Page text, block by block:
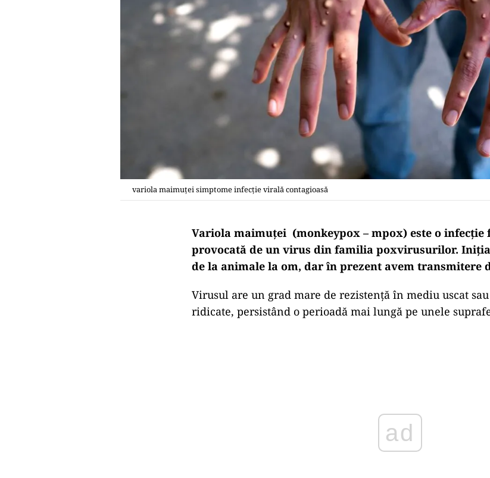
variola maimuței simptome infecție virală contagioasă
Variola maimuței (monkeypox – mpox) este o infecție
provocată de un virus din familia poxvirusurilor.
de la animale la om, dar în prezent avem transmitere
Virusul are un grad mare de rezistență în mediu uscat
ridicate, persistând o perioadă mai lungă pe unele